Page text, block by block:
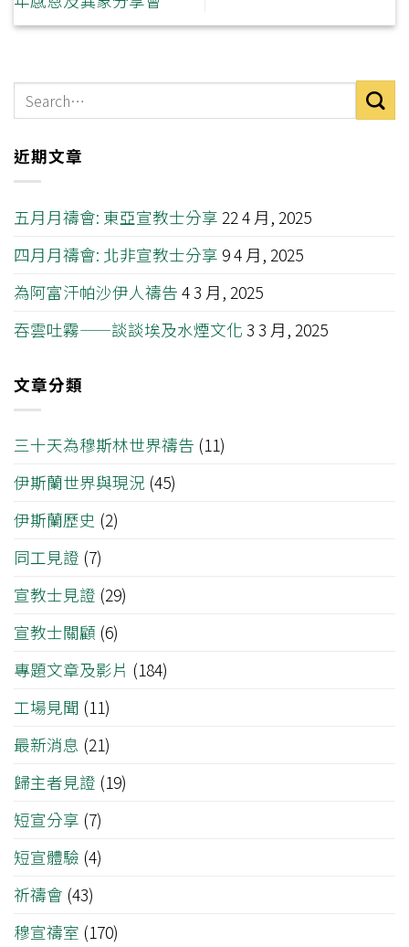
近期文章
五月月禱會: 東亞宣教士分享 22 4 月, 2025
四月月禱會: 北非宣教士分享 9 4 月, 2025
為阿富汗帕沙伊人禱告 4 3 月, 2025
吞雲吐霧——談談埃及水煙文化 3 3 月, 2025
文章分類
三十天為穆斯林世界禱告 (11)
伊斯蘭世界與現況 (45)
伊斯蘭歷史 (2)
同工見證 (7)
宣教士見證 (29)
宣教士關顧 (6)
專題文章及影片 (184)
工場見聞 (11)
最新消息 (21)
歸主者見證 (19)
短宣分享 (7)
短宣體驗 (4)
祈禱會 (43)
穆宣禱室 (170)